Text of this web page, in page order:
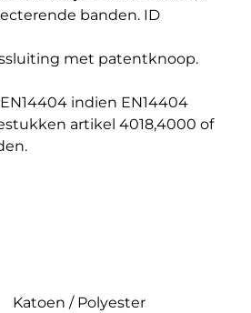
banden. ID
met patentknoop.
indien EN14404
artikel 4018,4000 of
Katoen / Polyester